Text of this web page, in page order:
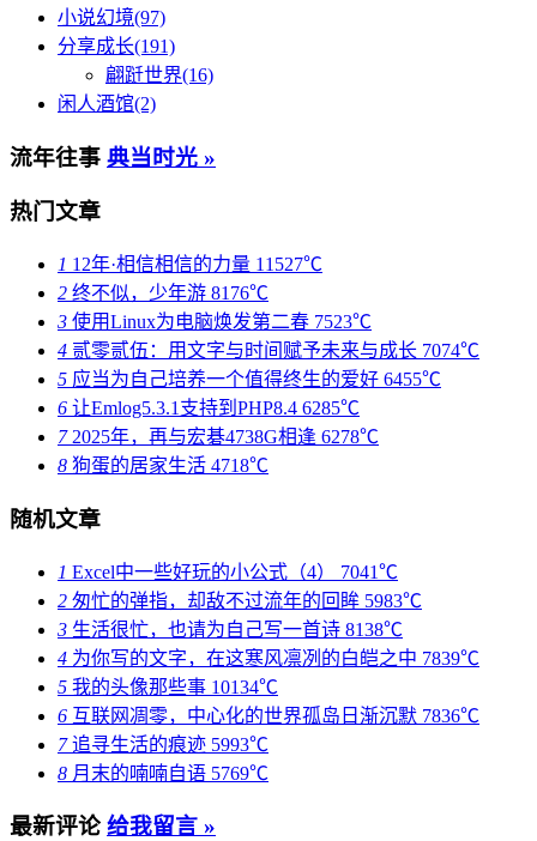
小说幻境(97)
分享成长(191)
翩跹世界(16)
闲人酒馆(2)
流年往事 典当时光 »
热门文章
1 12年·相信相信的力量 11527℃
2 终不似，少年游 8176℃
3 使用Linux为电脑焕发第二春 7523℃
4 贰零贰伍：用文字与时间赋予未来与成长 7074℃
5 应当为自己培养一个值得终生的爱好 6455℃
6 让Emlog5.3.1支持到PHP8.4 6285℃
72025年，再与宏碁4738G相逢 6278℃
8 狗蛋的居家生活 4718℃
随机文章
1 Excel中一些好玩的小公式（4） 7041℃
2 匆忙的弹指，却敌不过流年的回眸 5983℃
3 生活很忙，也请为自己写一首诗 8138℃
4 为你写的文字，在这寒风凛冽的白皑之中 7839℃
5 我的头像那些事 10134℃
6 互联网凋零，中心化的世界孤岛日渐沉默 7836℃
7追寻生活的痕迹 5993℃
8 月末的喃喃自语 5769℃
最新评论 给我留言 »